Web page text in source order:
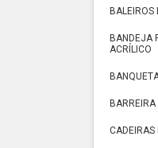
BALEIROS
BANDEJA
ACRÍLICO
CADEIRAS